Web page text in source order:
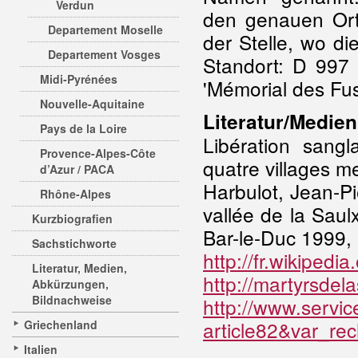
Verdun
Departement Moselle
Departement Vosges
Midi-Pyrénées
Nouvelle-Aquitaine
Pays de la Loire
Provence-Alpes-Côte
d’Azur / PACA
Rhône-Alpes
Kurzbiografien
Sachstichworte
Literatur, Medien,
Abkürzungen,
Bildnachweise
Griechenland
Italien
den genauen
der Stelle, wo
Standort: D 997
'Mémorial des
Literatur/Medien
Libération
quatre villages
Harbulot, Jean-
vallée de la
Bar-le-Duc
http://
http://
http://